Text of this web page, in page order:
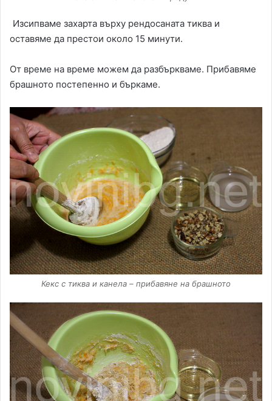
Изсипваме захарта върху рендосаната тиква и
оставяме да престои около 15 минути.
От време на време можем да разбъркваме. Прибавяме
брашното постепенно и бъркаме.
Кекс с тиква и канела – прибавяне на брашното